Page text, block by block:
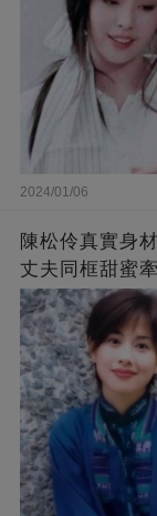
2024/01/06
陳松伶真實身
丈夫同框甜蜜